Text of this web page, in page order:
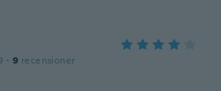
· 9 recensioner